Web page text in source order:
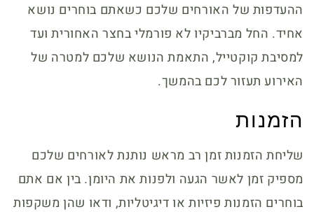
ההעדפות של האורחים שלכם כשאתם בוחרים נושא
אחיד. החל מברביקיו לא פורמלי בחצר האחורית ועד
למסיבת קוקטייל, התאמת הנושא שלכם למטרה של
האירוע תעזור לכם בהמשך.
הזמנות
שליחת הזמנות זמן רב מראש נותנת לאורחים שלכם
מספיק זמן לאשר הגעה ולפנות את היומן. בין אם אתם
בוחרים הזמנות פיזיות או דיגיטליות, ודאו שהן משקפות